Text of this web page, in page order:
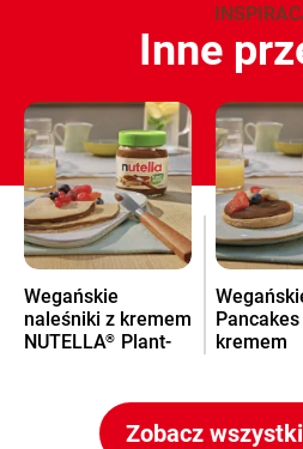
Inne
Wegańskie
naleśniki z kremem
NUTELLA® Plant-
Pancakes
kremem
Zobacz